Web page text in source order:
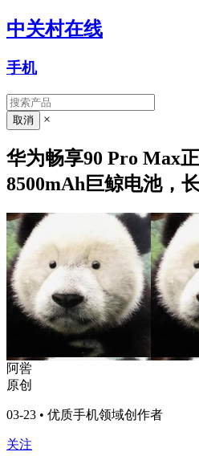
中关村在线
手机
×
华为畅享90 Pro Max
8500mAh巨鲸电池，
阿喾
原创
03-23 • 优质手机领域创作者
关注